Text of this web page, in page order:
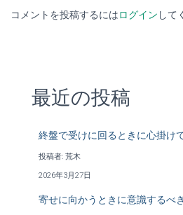
コメントを投稿するにはログイン して
最近の投稿
終盤で受けに回るときに心掛け
投稿者: 荒木
2026年3月27日
寄せに向かうときに意識するべ